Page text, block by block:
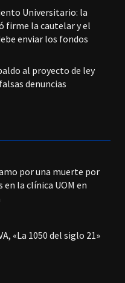
Universitario: la
firme la cautelar y el
enviar los fondos
al proyecto de ley
denuncias
por una muerte por
en la clínica UOM en
«La 1050 del siglo 21»